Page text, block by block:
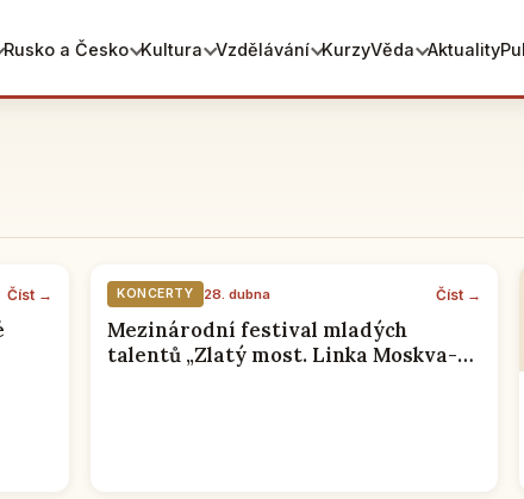
Rusko a Česko Kultura Vzdělávání KurzyVěda Aktuality
Číst → KONCERTY 28. dubna Číst →
Mezinárodní festival mladých
talentů „Zlatý most. Linka Moskva-